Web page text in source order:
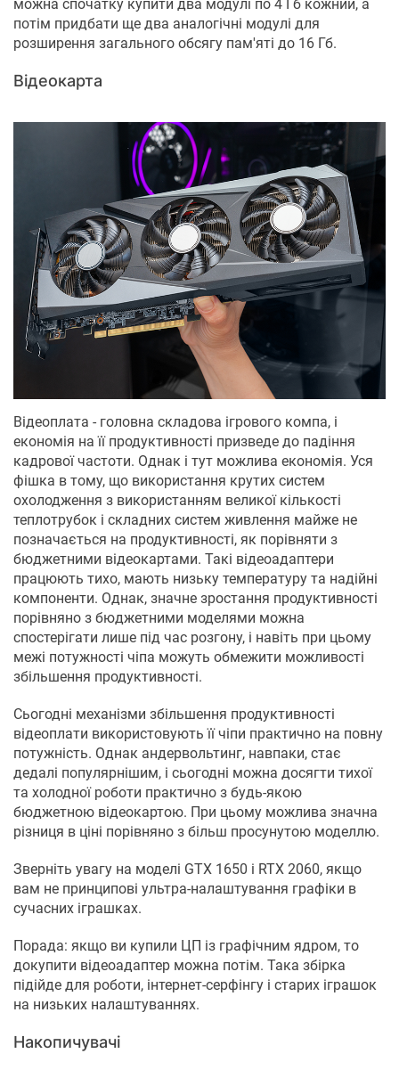
можна спочатку купити два модулі по 4 Гб кожний, а
потім придбати ще два аналогічні модулі для
розширення загального обсягу пам'яті до 16 Гб.
Відеокарта
Відеоплата - головна складова ігрового компа, і
економія на її продуктивності призведе до падіння
кадрової частоти. Однак і тут можлива економія. Уся
фішка в тому, що використання крутих систем
охолодження з використанням великої кількості
теплотрубок і складних систем живлення майже не
позначається на продуктивності, як порівняти з
бюджетними відеокартами. Такі відеоадаптери
працюють тихо, мають низьку температуру та надійні
компоненти. Однак, значне зростання продуктивності
порівняно з бюджетними моделями можна
спостерігати лише під час розгону, і навіть при цьому
межі потужності чіпа можуть обмежити можливості
збільшення продуктивності.
Сьогодні механізми збільшення продуктивності
відеоплати використовують її чіпи практично на повну
потужність. Однак андервольтинг, навпаки, стає
дедалі популярнішим, і сьогодні можна досягти тихої
та холодної роботи практично з будь-якою
бюджетною відеокартою. При цьому можлива значна
різниця в ціні порівняно з більш просунутою моделлю.
Зверніть увагу на моделі GTX 1650 і RTX 2060, якщо
вам не принципові ультра-налаштування графіки в
сучасних іграшках.
Порада: якщо ви купили ЦП із графічним ядром, то
докупити відеоадаптер можна потім. Така збірка
підійде для роботи, інтернет-серфінгу і старих іграшок
на низьких налаштуваннях.
Накопичувачі